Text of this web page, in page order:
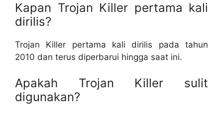
Kapan Trojan Killer pertama kali
dirilis?
Trojan Killer pertama kali dirilis pada tahun
2010 dan terus diperbarui hingga saat ini.
Apakah Trojan Killer sulit
digunakan?